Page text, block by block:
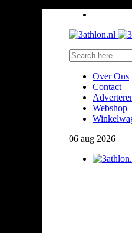
Over Ons
Contact
Webshop
06 aug 2026